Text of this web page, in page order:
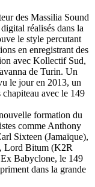
des Massilia Sound
réalisés dans la
le style percutant
en enregistrant des
avec Kollectif Sud,
de Turin. Un
le jour en 2013, un
avec le 149
formation du
comme Anthony
Sixteen (Jamaïque),
Lord Bitum (K2R
Babyclone, le 149
dans la grande